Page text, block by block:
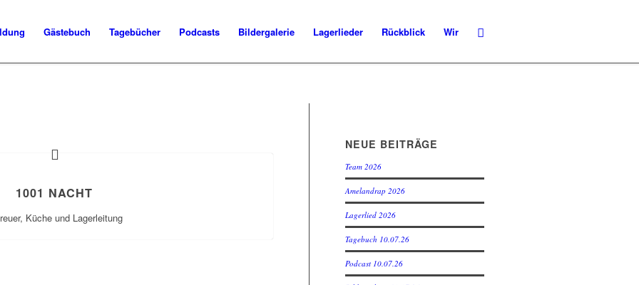
Gästebuch Tagebücher Podcasts Bildergalerie Lagerlieder Rückblick Wir
1001 NACHT
Küche und Lagerleitung
NEUE BEITRÄGE
Team 2026
Amelandrap 2026
Lagerlied 2026
Tagebuch 10.07.26
Podcast 10.07.26